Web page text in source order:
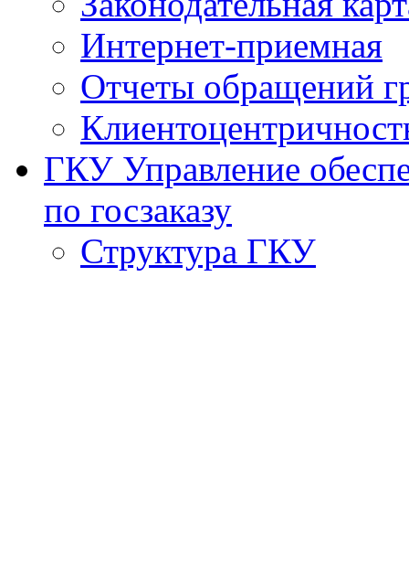
Интернет-приемная
Отчеты обращений
ГКУ Управление
по госзаказу
Структура ГКУ